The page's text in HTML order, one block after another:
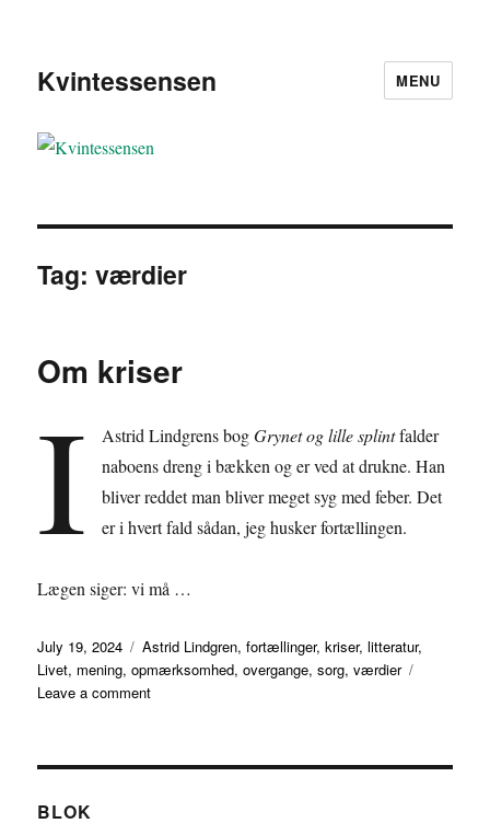
Kvintessensen MENU
Tag:værdier
Om kriser
I Astrid Lindgrens bogGrynet og lille splintfalder
naboens dreng i bækken og er ved at drukne. Han
bliver reddet man bliver meget syg med feber. Det
er i hvert fald sådan, jeg husker fortællingen.
Lægen siger: vi må …
Posted
on
July 19, 2024 Tags
Astrid Lindgren,fortællinger,kriser,litteratur,
Livet, mening,opmærksomhed,overgange,sorg,værdier
Leave a commenton
BLOK